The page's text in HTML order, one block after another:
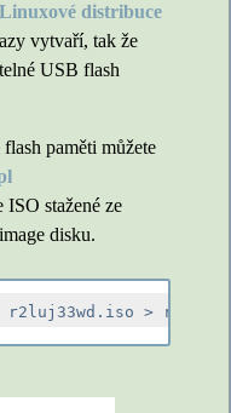
Linuxové distribuce
vytvaří, tak že
USB flash
paměti můžete
stažené ze
disku.